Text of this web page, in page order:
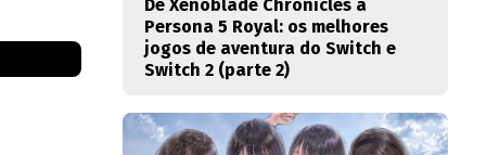
De Xenoblade Chronicles a
Persona 5 Royal: os melhores
jogos de aventura do Switch e
Switch 2 (parte 2)